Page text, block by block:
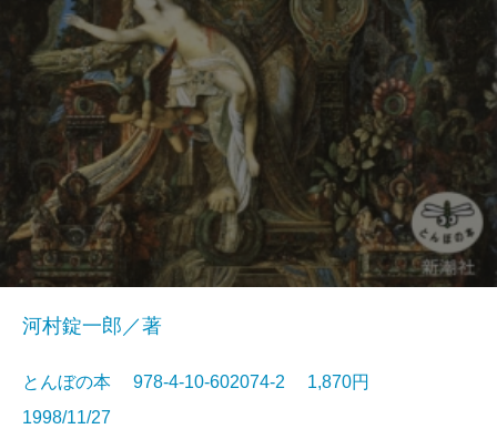
河村錠一郎／著
とんぼの本 978-4-10-602074-2 1,870円
1998/11/27